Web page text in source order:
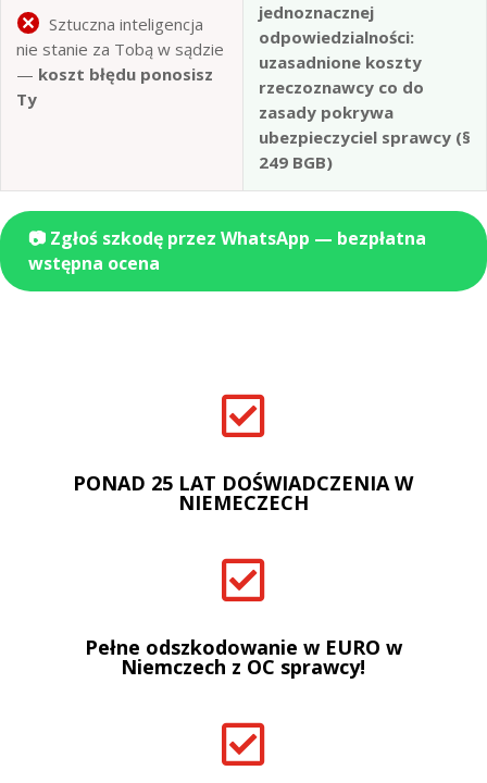
Sztuczna inteligencja
nie stanie za Tobą w sądzie
— koszt błędu ponosisz
Ty
jednoznacznej
odpowiedzialności:
uzasadnione koszty
rzeczoznawcy co do
zasady pokrywa
ubezpieczyciel sprawcy (§
249 BGB)
📷 Zgłoś szkodę przez WhatsApp — bezpłatna
wstępna ocena

PONAD 25 LAT DOŚWIADCZENIA W
NIEMECZECH

Pełne odszkodowanie w EURO w
Niemczech z OC sprawcy!
